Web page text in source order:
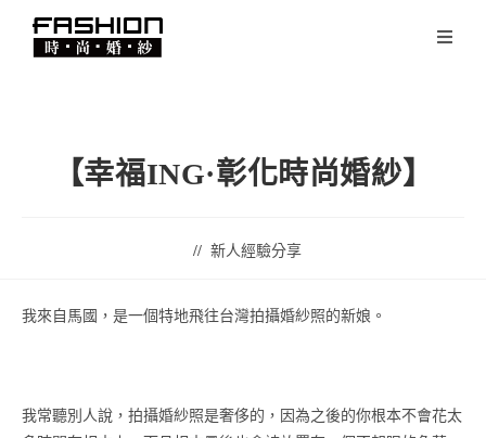
【幸福ING·彰化時尚婚紗】
新人經驗分享
我來自馬國，是一個特地飛往台灣拍攝婚紗照的新娘。
我常聽別人說，拍攝婚紗照是奢侈的，因為之後的你根本不會花太